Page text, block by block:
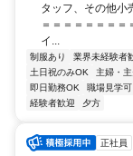
タッフ、その他小
＝＝＝＝＝＝＝＝
イ...
制服あり 業界未経験者
土日祝のみOK
主婦・
即日勤務OK
職場見学可
経験者歓迎
夕方
正社員